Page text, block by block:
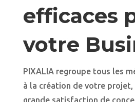
efficaces
votre
PIXALIA regroupe tous les
à la création de votre projet,
grande satisfaction de